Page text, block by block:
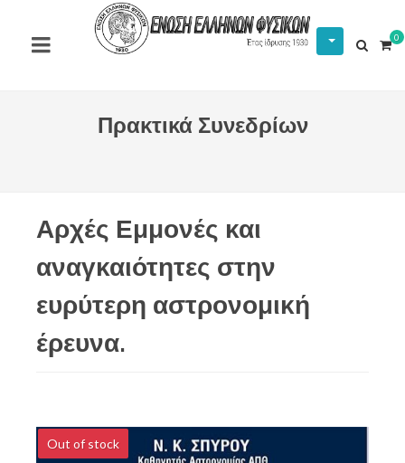
0
Πρακτικά Συνεδρίων
Αρχές Εμμονές και
αναγκαιότητες στην
ευρύτερη αστρονομική
έρευνα.
Out of stock